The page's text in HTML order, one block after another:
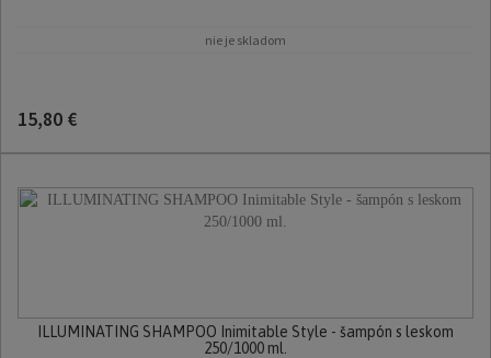
nie je skladom
15,80 €
ILLUMINATING SHAMPOO Inimitable Style - šampón s leskom
250/1000 ml.